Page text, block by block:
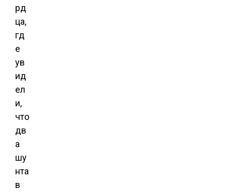
рд
ца,
гд
е
ув
ид
ел
и,
что
дв
а
шу
нта
в